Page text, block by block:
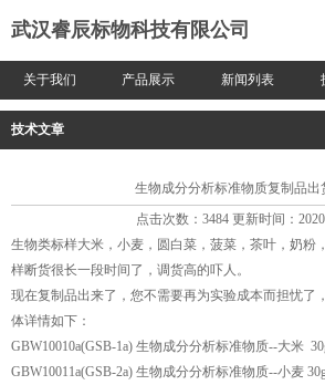
武汉睿辰标物科技有限公司
关于我们 产品展示 新闻列表
技术文章
生物成分分析标准物质复制品出
点击次数：3484 更新时间：
生物类标样大米，小麦，圆白菜，菠菜，茶叶，奶粉
样断货很长一段时间了，调货高的吓人。
现在复制品出来了，您不需要再为实验成本而担忧了
体详情如下：
GBW10010a(GSB-1a) 生物成分分析标准物质--大米
GBW10011a(GSB-2a) 生物成分分析标准物质--小麦